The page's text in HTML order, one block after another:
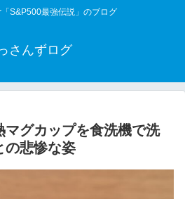
S&P500最強伝説」のブログ
さんずログ
マグカップを食洗機で洗
の悲惨な姿